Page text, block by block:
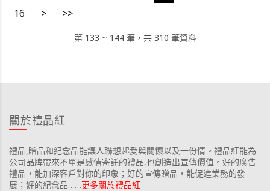
16
> >>
第 133 ~ 144 筆，共 310 筆資料
關於禮品紅
禮品,贈品和紀念品能讓人聯想起愛與關懷以及一份情。禮品紅能為
公司品牌帶來不單是感情寄託的禮品,也創造出宣傳價值。好的廣告
禮品，能加深客戶對你的印象；好的宣傳贈品，能促進業務的發
展；好的紀念品……更多關於禮品紅